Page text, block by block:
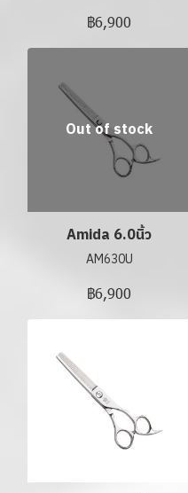
฿6,900
Out of stock
Amida 6.0นิ้ว
AM630U
฿6,900